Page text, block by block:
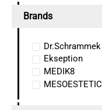
Brands
Dr.Schrammek
Ekseption
MEDIK8
MESOESTETIC